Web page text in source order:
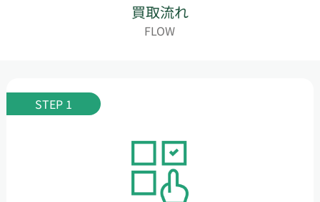
買取流れ
FLOW
STEP 1